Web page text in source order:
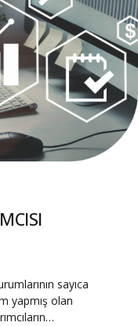
sayıca
yapmış olan